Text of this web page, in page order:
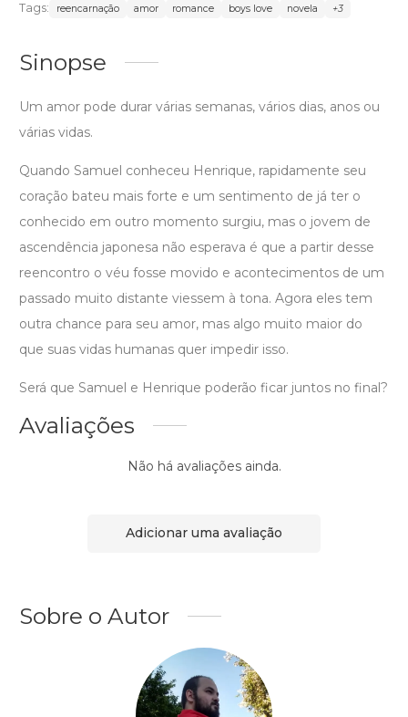
Tags: reencarnação amor romance boys love novela +3
Sinopse
Um amor pode durar várias semanas, vários dias, anos ou
várias vidas.
Quando Samuel conheceu Henrique, rapidamente seu
coração bateu mais forte e um sentimento de já ter o
conhecido em outro momento surgiu, mas o jovem de
ascendência japonesa não esperava é que a partir desse
reencontro o véu fosse movido e acontecimentos de um
passado muito distante viessem à tona. Agora eles tem
outra chance para seu amor, mas algo muito maior do
que suas vidas humanas quer impedir isso.
Será que Samuel e Henrique poderão ficar juntos no final?
Avaliações
Não há avaliações ainda.
Adicionar uma avaliação
Sobre o Autor